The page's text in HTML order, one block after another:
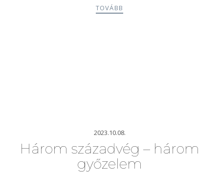
TOVÁBB
2023.10.08.
Három századvég – három
győzelem